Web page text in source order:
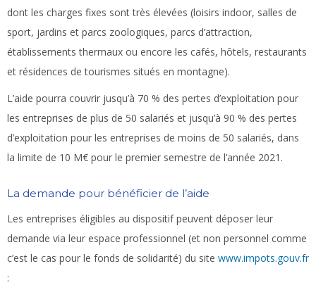
dont les charges fixes sont très élevées (loisirs indoor, salles de
sport, jardins et parcs zoologiques, parcs d’attraction,
établissements thermaux ou encore les cafés, hôtels, restaurants
et résidences de tourismes situés en montagne).
L’aide pourra couvrir jusqu’à 70 % des pertes d’exploitation pour
les entreprises de plus de 50 salariés et jusqu’à 90 % des pertes
d’exploitation pour les entreprises de moins de 50 salariés, dans
la limite de 10 M€ pour le premier semestre de l’année 2021.
La demande pour bénéficier de l’aide
Les entreprises éligibles au dispositif peuvent déposer leur
demande via leur espace professionnel (et non personnel comme
c’est le cas pour le fonds de solidarité) du site www.impots.gouv.fr
: